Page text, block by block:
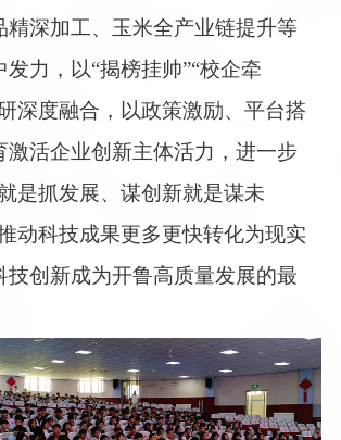
精深加工、玉米全产业链提升等
力，以“揭榜挂帅”“校企牵
深度融合，以政策激励、平台搭
激活企业创新主体活力，进一步
是抓发展、谋创新就是谋未
动科技成果更多更快转化为现实
技创新成为开鲁高质量发展的最